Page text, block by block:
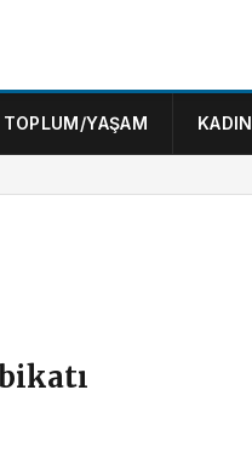
TOPLUM/YAŞAM KADIN